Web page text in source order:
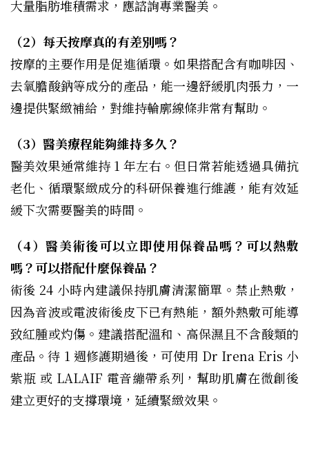
大量脂肪堆積需求，應諮詢專業醫美。
（2）每天按摩真的有差別嗎？
按摩的主要作用是促進循環。如果搭配含有咖啡因、
去氧膽酸鈉等成分的產品，能一邊舒緩肌肉張力，一
邊提供緊緻補給，對維持輪廓線條非常有幫助。
（3）醫美療程能夠維持多久？
醫美效果通常維持 1 年左右。但日常若能透過具備抗
老化、循環緊緻成分的科研保養進行維護，能有效延
緩下次需要醫美的時間。
（4）醫美術後可以立即使用保養品嗎？可以熱敷
嗎？可以搭配什麼保養品？
術後 24 小時內建議保持肌膚清潔簡單。禁止熱敷，
因為音波或電波術後皮下已有熱能，額外熱敷可能導
致紅腫或灼傷。建議搭配溫和、高保濕且不含酸類的
產品。待 1 週修護期過後，可使用 Dr Irena Eris 小
紫瓶 或 LALAIF 電音繃帶系列，幫助肌膚在微創後
建立更好的支撐環境，延續緊緻效果。